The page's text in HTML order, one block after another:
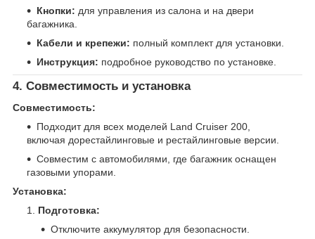
Кнопки: для управления из салона и на двери
багажника.
Кабели и крепежи: полный комплект для установки.
Инструкция: подробное руководство по установке.
4. Совместимость и установка
Совместимость:
Подходит для всех моделей Land Cruiser 200,
включая дорестайлинговые и рестайлинговые версии.
Совместим с автомобилями, где багажник оснащен
газовыми упорами.
Установка:
Подготовка:
Отключите аккумулятор для безопасности.